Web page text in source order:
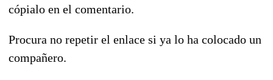
cópialo en el comentario.
Procura no repetir el enlace si ya lo ha colocado un
compañero.